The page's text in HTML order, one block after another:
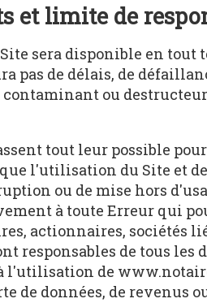
et limite de
sera disponible en tout
de délais, de
ou
tout leur possible
l'utilisation du Site et
ou de mise hors
à toute Erreur qui
actionnaires, sociétés
responsables de tous les
de
de données, de revenus